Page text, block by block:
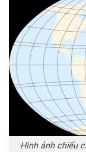
Hình ảnh chiếu